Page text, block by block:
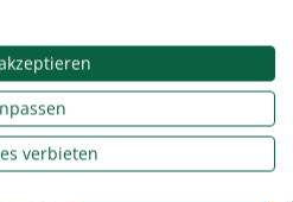
verbieten